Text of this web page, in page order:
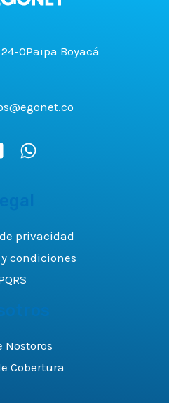
0Paipa Boyacá
privacidad
condiciones
Nostoros
Cobertura